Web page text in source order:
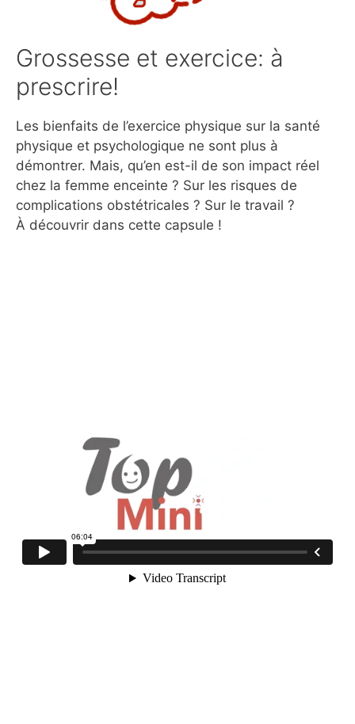
Grossesse et exercice: à
prescrire!
Les bienfaits de l’exercice physique sur la santé
physique et psychologique ne sont plus à
démontrer. Mais, qu’en est-il de son impact réel
chez la femme enceinte ? Sur les risques de
complications obstétricales ? Sur le travail ?
À découvrir dans cette capsule !